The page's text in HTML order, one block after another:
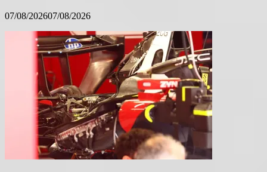
07/08/202607/08/2026